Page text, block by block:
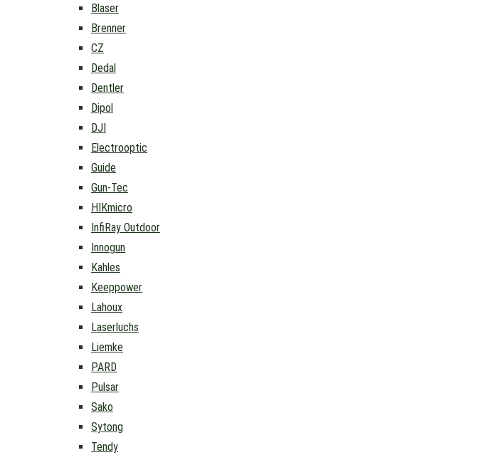
Blaser
Brenner
CZ
Dedal
Dentler
Dipol
DJI
Electrooptic
Guide
Gun-Tec
HIKmicro
InfiRay Outdoor
Innogun
Kahles
Keeppower
Lahoux
Laserluchs
Liemke
PARD
Pulsar
Sako
Sytong
Tendy